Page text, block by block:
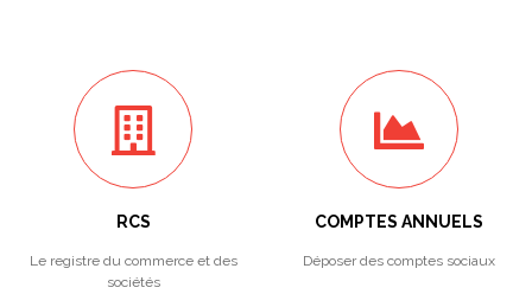
RCS
Le registre du commerce et des
sociétés
COMPTES ANNUELS
Déposer des comptes sociaux